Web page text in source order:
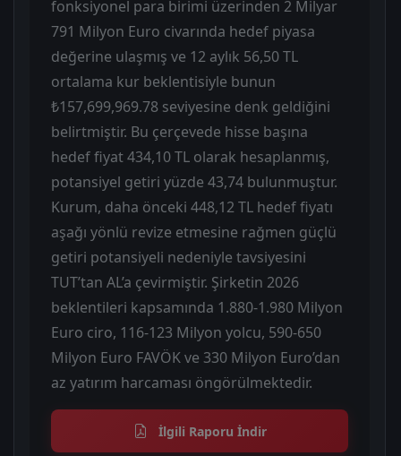
fonksiyonel para birimi üzerinden 2 Milyar
791 Milyon Euro civarında hedef piyasa
değerine ulaşmış ve 12 aylık 56,50 TL
ortalama kur beklentisiyle bunun
₺157,699,969.78 seviyesine denk geldiğini
belirtmiştir. Bu çerçevede hisse başına
hedef fiyat 434,10 TL olarak hesaplanmış,
potansiyel getiri yüzde 43,74 bulunmuştur.
Kurum, daha önceki 448,12 TL hedef fiyatı
aşağı yönlü revize etmesine rağmen güçlü
getiri potansiyeli nedeniyle tavsiyesini
TUT’tan AL’a çevirmiştir. Şirketin 2026
beklentileri kapsamında 1.880-1.980 Milyon
Euro ciro, 116-123 Milyon yolcu, 590-650
Milyon Euro FAVÖK ve 330 Milyon Euro’dan
az yatırım harcaması öngörülmektedir.
İlgili Raporu İndir